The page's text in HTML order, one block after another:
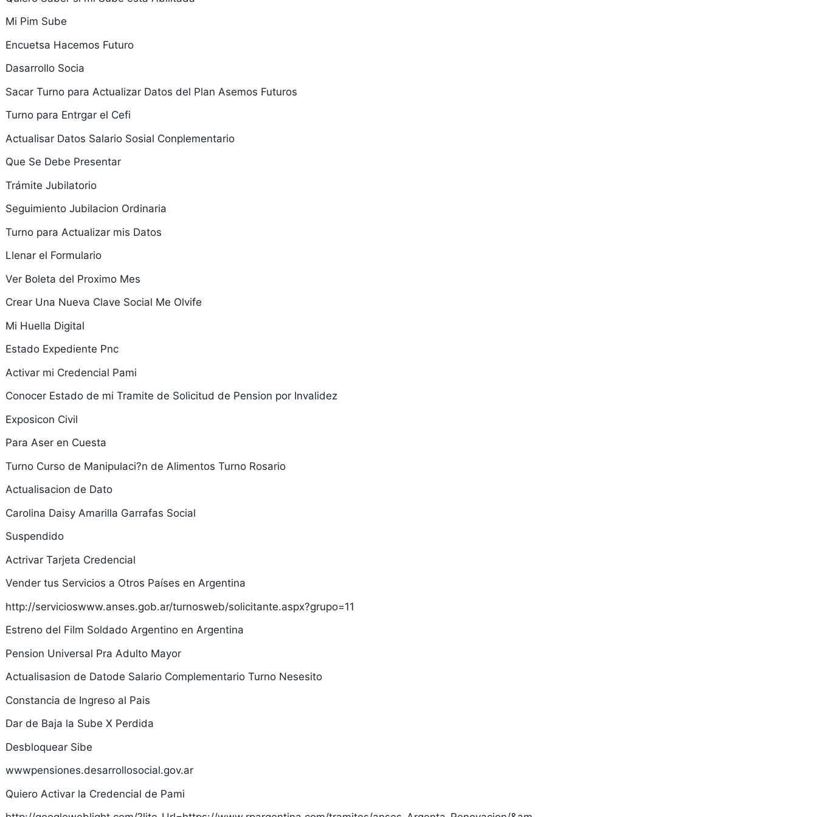
Mi Pim Sube
Encuetsa Hacemos Futuro
Dasarrollo Socia
Sacar Turno para Actualizar Datos del Plan Asemos Futuros
Turno para Entrgar el Cefi
Actualisar Datos Salario Sosial Conplementario
Que Se Debe Presentar
Trámite Jubilatorio
Seguimiento Jubilacion Ordinaria
Turno para Actualizar mis Datos
Llenar el Formulario
Ver Boleta del Proximo Mes
Crear Una Nueva Clave Social Me Olvife
Mi Huella Digital
Estado Expediente Pnc
Activar mi Credencial Pami
Conocer Estado de mi Tramite de Solicitud de Pension por Invalidez
Exposicon Civil
Para Aser en Cuesta
Turno Curso de Manipulaci?n de Alimentos Turno Rosario
Actualisacion de Dato
Carolina Daisy Amarilla Garrafas Social
Suspendido
Actrivar Tarjeta Credencial
Vender tus Servicios a Otros Países en Argentina
http://servicioswww.anses.gob.ar/turnosweb/solicitante.aspx?grupo=11
Estreno del Film Soldado Argentino en Argentina
Pension Universal Pra Adulto Mayor
Actualisasion de Datode Salario Complementario Turno Nesesito
Constancia de Ingreso al Pais
Dar de Baja la Sube X Perdida
Desbloquear Sibe
wwwpensiones.desarrollosocial.gov.ar
Quiero Activar la Credencial de Pami